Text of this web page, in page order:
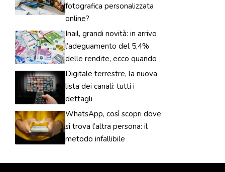
fotografica personalizzata
online?
Inail, grandi novità: in arrivo
l’adeguamento del 5,4%
delle rendite, ecco quando
Digitale terrestre, la nuova
lista dei canali: tutti i
dettagli
WhatsApp, così scopri dove
si trova l’altra persona: il
metodo infallibile